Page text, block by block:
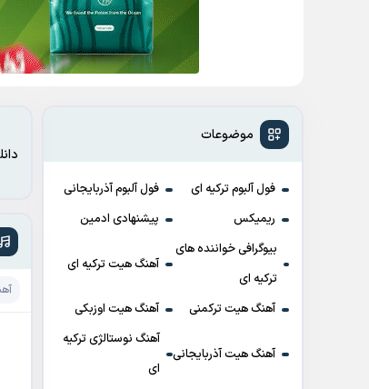
موضوعات
فول آلبوم ترکیه ای
فول آلبوم آذربایجانی
ریمیکس
پیشنهادی ادمین
بیوگرافی خواننده های
ترکیه ای
آهنگ هیت ترکیه ای
آهنگ هیت ترکمنی آهنگ هیت اوزبکی
آهنگ هیت آذربایجانی
آهنگ نوستالژی ترکیه
ای